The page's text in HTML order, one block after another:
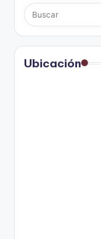
Ubicación